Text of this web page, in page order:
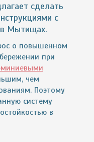
сделать
с
Мытищах.
о повышенном
при
чем
Поэтому
систему
в